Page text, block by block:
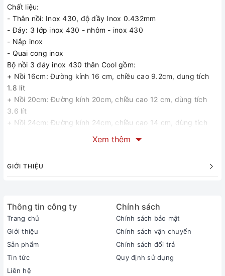
Chất liệu:
- Thân nồi: Inox 430, độ dầy Inox 0.432mm
- Đáy: 3 lớp inox 430 - nhôm - inox 430
- Nắp inox
- Quai cong inox
Bộ nồi 3 đáy inox 430 thân Cool gồm:
+ Nồi 16cm: Đường kính 16 cm, chiều cao 9.2cm, dung tích
1.8 lít
+ Nồi 20cm: Đường kính 20cm, chiều cao 12 cm, dùng tích
3.6 lít
+ Nồi 24cm: Đường kính 24cm, chiều cao 14 cm, dùng tích
Đặc tính: Truyền nhiệt nhanh, giữ nhiệt lâu. Chống ăn mòn,
thích hợp với mọi gia đình.
Bảo hành 5 năm chính hãng kèm phiếu (các lỗi do nhà sản
xuất)
Xem thêm
GIỚI THIỆU
Thông tin công ty
Trang chủ
Giới thiệu
Sản phẩm
Tin tức
Liên hệ
Chính sách
Chính sách bảo mật
Chính sách vận chuyển
Chính sách đổi trả
Quy định sử dụng